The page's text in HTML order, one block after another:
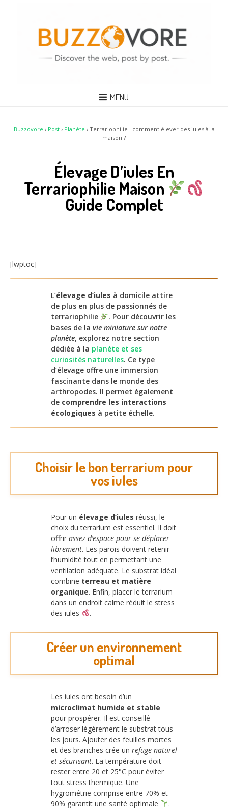
MENU
Buzzovore › Post› Planète › Terrariophilie : comment élever des iules à la
maison ?
Élevage D’iules En
Terrariophilie Maison
Guide Complet
[lwptoc]
L’élevage d’iules à domicile attire
de plus en plus de passionnés de
terrariophilie
. Pour découvrir les
bases de la vie miniature sur notre
planète, explorez notre section
dédiée à la planète et ses
curiosités naturelles. Ce type
d’élevage offre une immersion
fascinante dans le monde des
arthropodes. Il permet également
de comprendre les interactions
écologiques à petite échelle.
Choisir le bon terrarium pour
vos iules
Pour un élevage d’iules réussi, le
choix du terrarium est essentiel. Il doit
offrir assez d’espace pour se déplacer
librement. Les parois doivent retenir
l’humidité tout en permettant une
ventilation adéquate. Le substrat idéal
combine terreau et matière
organique. Enfin, placer le terrarium
dans un endroit calme réduit le stress
des iules
.
Créer un environnement
optimal
Les iules ont besoin d’un
microclimat humide et stable
pour prospérer. Il est conseillé
d’arroser légèrement le substrat tous
les jours. Ajouter des feuilles mortes
et des branches crée un refuge naturel
et sécurisant. La température doit
rester entre 20 et 25°C pour éviter
tout stress thermique. Une
hygrométrie comprise entre 70% et
90% garantit une santé optimale
.